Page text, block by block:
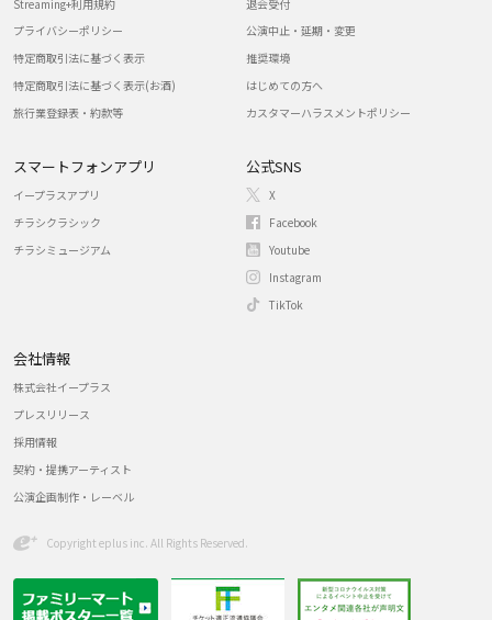
Streaming+利用規約
プライバシーポリシー
特定商取引法に基づく表示
特定商取引法に基づく表示(お酒)
旅行業登録表・約款等
退会受付
公演中止・延期・変更
推奨環境
はじめての方へ
カスタマーハラスメントポリシー
スマートフォンアプリ
イープラスアプリ
チラシクラシック
チラシミュージアム
公式SNS
X
Facebook
Youtube
Instagram
TikTok
会社情報
株式会社イープラス
プレスリリース
採用情報
契約・提携アーティスト
公演企画制作・レーベル
Copyright eplus inc. All Rights Reserved.